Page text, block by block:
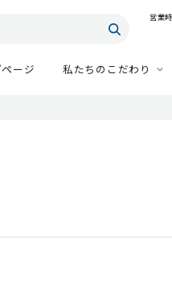
営業
ージ 私たちのこだわり